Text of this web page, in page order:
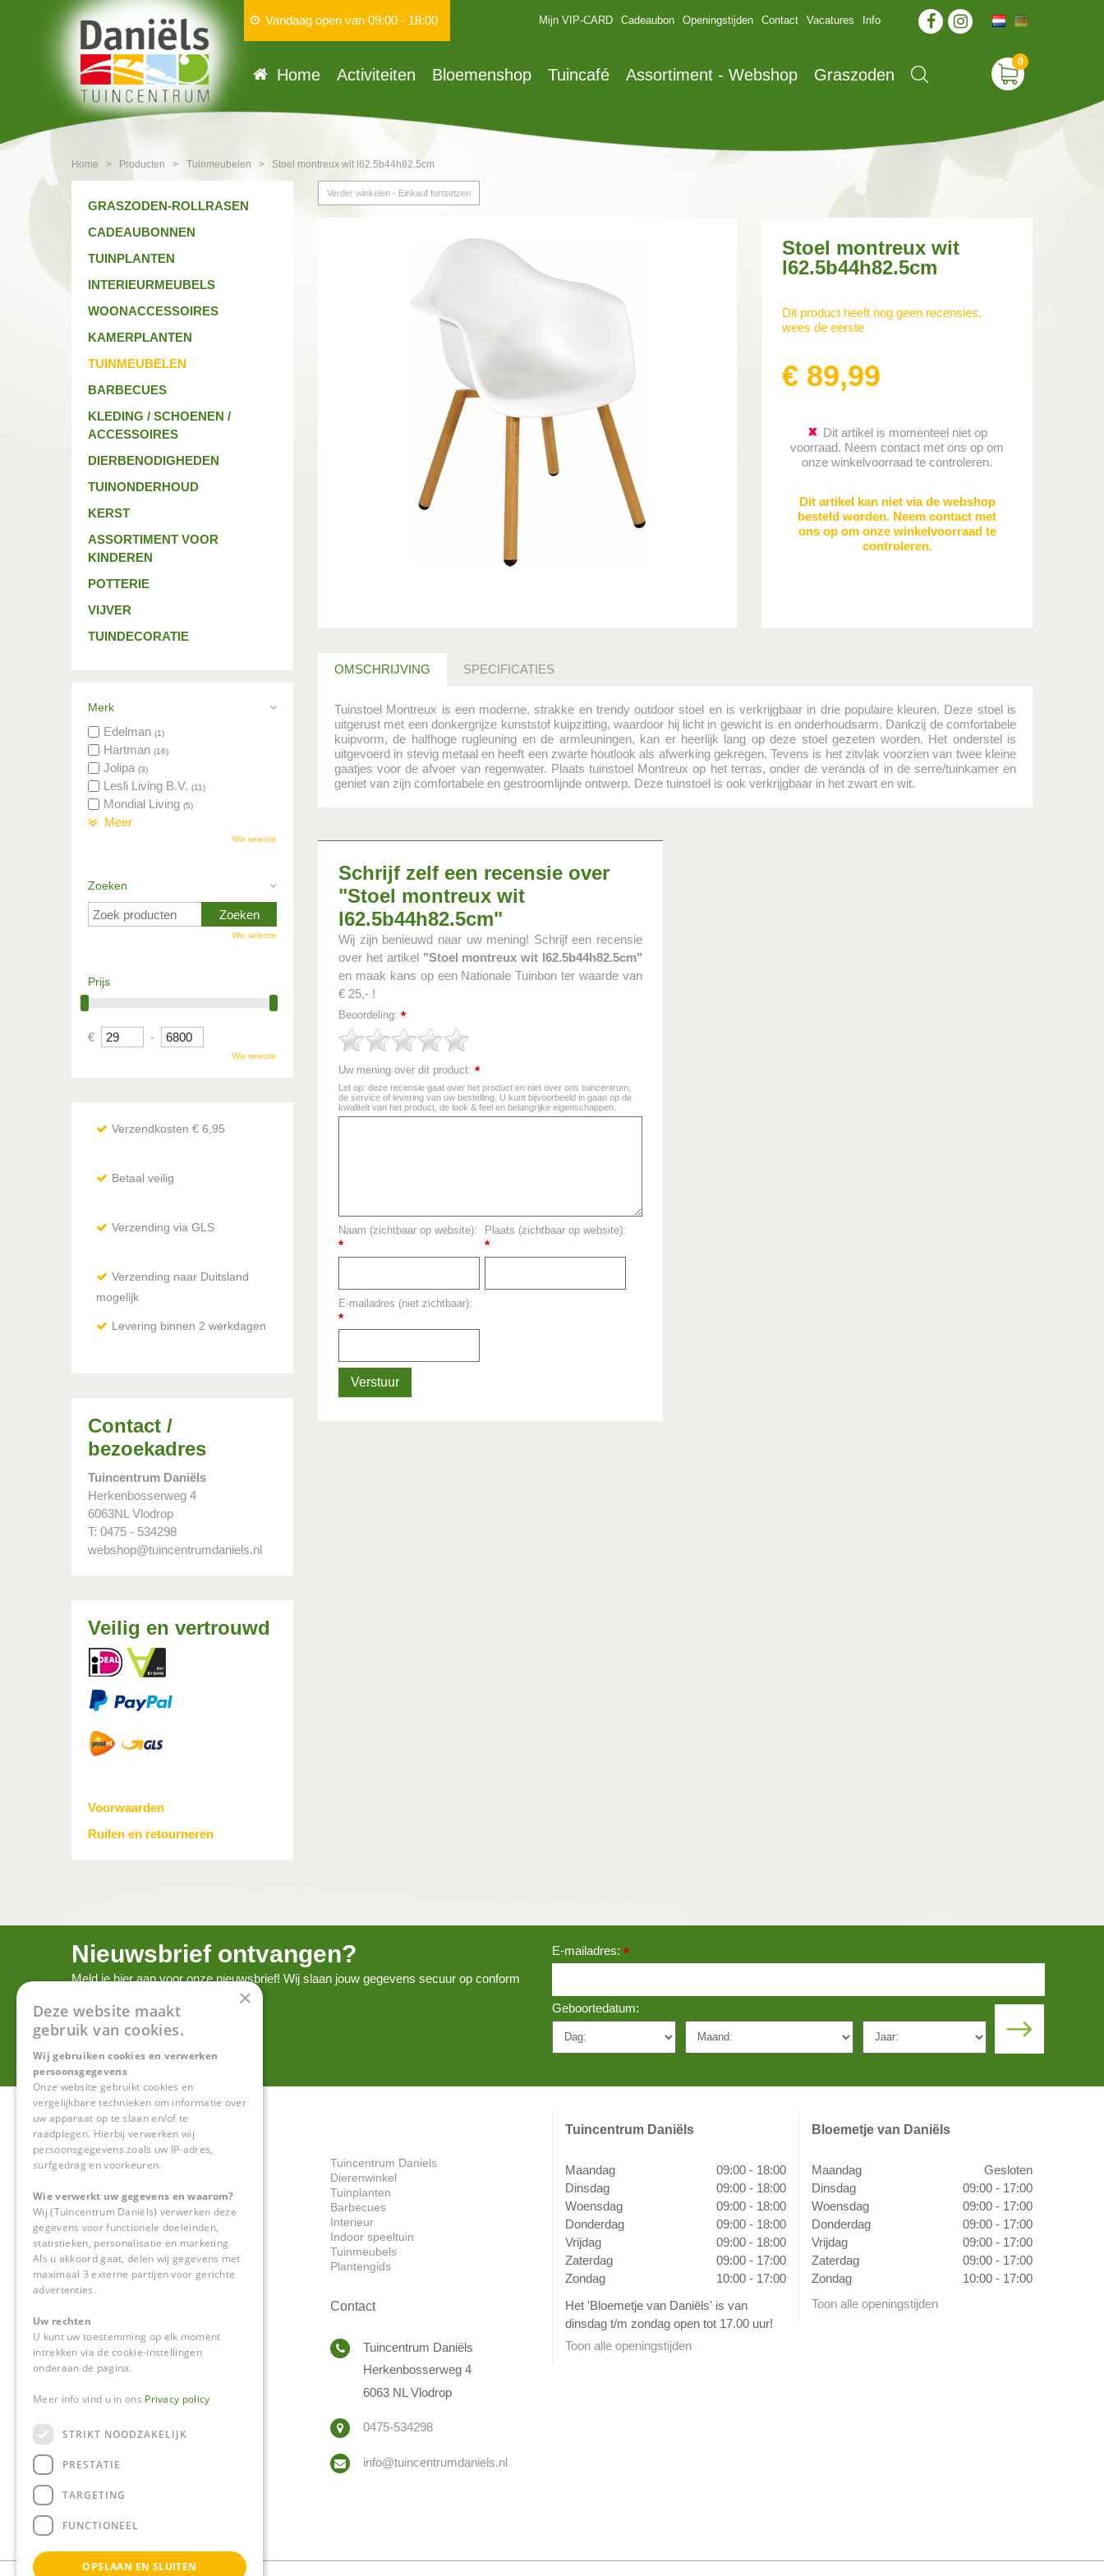
Home > Producten > Tuinmeubelen > Stoel montreux wit l62.5b44h82.5cm
Vandaag open van 09:00 - 18:00 Mijn VIP-CARD Cadeaubon Openingstijden Contact Vacatures Info
Home Activiteiten Bloemenshop Tuincafé Assortiment - Webshop Graszoden
Verder winkelen - Einkauf fortsetzen
Stoel montreux wit
l62.5b44h82.5cm
Dit product heeft nog geen recensies,
wees de eerste
€ 89,99
Dit artikel is momenteel niet op
voorraad. Neem contact met ons op om
onze winkelvoorraad te controleren.
Dit artikel kan niet via de webshop
besteld worden. Neem contact met
ons op om onze winkelvoorraad te
controleren.
OMSCHRIJVING SPECIFICATIES
Tuinstoel Montreux is een moderne, strakke en trendy outdoor stoel en is verkrijgbaar in drie populaire kleuren. Deze stoel is
uitgerust met een donkergrijze kunststof kuipzitting, waardoor hij licht in gewicht is en onderhoudsarm. Dankzij de comfortabele
kuipvorm, de halfhoge rugleuning en de armleuningen, kan er heerlijk lang op deze stoel gezeten worden. Het onderstel is
uitgevoerd in stevig metaal en heeft een zwarte houtlook als afwerking gekregen. Tevens is het zitvlak voorzien van twee kleine
gaatjes voor de afvoer van regenwater. Plaats tuinstoel Montreux op het terras, onder de veranda of in de serre/tuinkamer en
geniet van zijn comfortabele en gestroomlijnde ontwerp. Deze tuinstoel is ook verkrijgbaar in het zwart en wit.
Schrijf zelf een recensie over
"Stoel montreux wit
l62.5b44h82.5cm"
Wij zijn benieuwd naar uw mening! Schrijf een recensie
over het artikel "Stoel montreux wit l62.5b44h82.5cm"
en maak kans op een Nationale Tuinbon ter waarde van
€ 25,- !
Beoordeling: *
Uw mening over dit product: *
Let op: deze recensie gaat over het product en niet over ons tuincentrum,
de service of levering van uw bestelling. U kunt bijvoorbeeld in gaan op de
kwaliteit van het product, de look & feel en belangrijke eigenschappen.
Naam (zichtbaar op website):
*
Plaats (zichtbaar op website):
*
E-mailadres (niet zichtbaar):
*
GRASZODEN-ROLLRASEN
CADEAUBONNEN
TUINPLANTEN
INTERIEURMEUBELS
WOONACCESSOIRES
KAMERPLANTEN
TUINMEUBELEN
BARBECUES
KLEDING / SCHOENEN /
ACCESSOIRES
DIERBENODIGHEDEN
TUINONDERHOUD
KERST
ASSORTIMENT VOOR
KINDEREN
POTTERIE
VIJVER
TUINDECORATIE
Merk
Edelman (1)
Hartman (16)
Jolipa (3)
Lesli Living B.V. (11)
Mondial Living (5)
Meer
Wis selectie
Zoeken
Wis selectie
Prijs
€ -
Wis selectie
Verzendkosten € 6,95
Betaal veilig
Verzending via GLS
Verzending naar Duitsland
mogelijk
Levering binnen 2 werkdagen
Contact /
bezoekadres
Tuincentrum Daniëls
Herkenbosserweg 4
6063NL Vlodrop
T: 0475 - 534298
webshop@tuincentrumdaniels.nl
Veilig en vertrouwd
Voorwaarden
Ruilen en retourneren
Nieuwsbrief ontvangen?
Meld je hier aan voor onze nieuwsbrief! Wij slaan jouw gegevens secuur op conform
E-mailadres: *
Geboortedatum:
Tuincentrum Daniels
Dierenwinkel
Tuinplanten
Barbecues
Interieur
Indoor speeltuin
Tuinmeubels
Plantengids
Contact
Tuincentrum Daniëls
Herkenbosserweg 4
6063 NL Vlodrop
0475-534298
info@tuincentrumdaniels.nl
Tuincentrum Daniëls
Maandag
09:00 - 18:00
Dinsdag
09:00 - 18:00
Woensdag
09:00 - 18:00
Donderdag
09:00 - 18:00
Vrijdag
09:00 - 18:00
Zaterdag
09:00 - 17:00
Zondag
10:00 - 17:00
Het 'Bloemetje van Daniëls' is van
dinsdag t/m zondag open tot 17.00 uur!
Toon alle openingstijden
Bloemetje van Daniëls
Maandag
Gesloten
Dinsdag
09:00 - 17:00
Woensdag
09:00 - 17:00
Donderdag
09:00 - 17:00
Vrijdag
09:00 - 17:00
Zaterdag
09:00 - 17:00
Zondag
10:00 - 17:00
Toon alle openingstijden
×
Deze website maakt
gebruik van cookies.
Wij gebruiken cookies en verwerken
persoonsgegevens
Onze website gebruikt cookies en
vergelijkbare technieken om informatie over
uw apparaat op te slaan en/of te
raadplegen. Hierbij verwerken wij
persoonsgegevens zoals uw IP-adres,
surfgedrag en voorkeuren.
Wie verwerkt uw gegevens en waarom?
Wij (Tuincentrum Daniëls) verwerken deze
gegevens voor functionele doeleinden,
statistieken, personalisatie en marketing.
Als u akkoord gaat, delen wij gegevens met
maximaal 3 externe partijen voor gerichte
advertenties.
Uw rechten
U kunt uw toestemming op elk moment
intrekken via de cookie-instellingen
onderaan de pagina.
Meer info vind u in ons Privacy policy
STRIKT NOODZAKELIJK
PRESTATIE
TARGETING
FUNCTIONEEL
OPSLAAN EN SLUITEN